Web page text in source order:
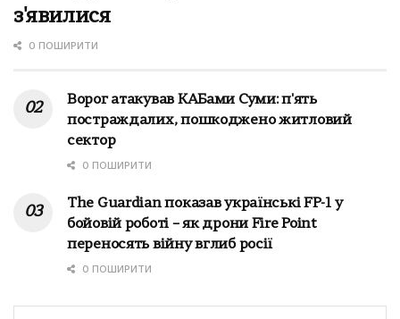
з'явилися
0 ПОШИРИТИ
Ворог атакував КАБами Суми: п'ять
постраждалих, пошкоджено житловий
сектор
0 ПОШИРИТИ
The Guardian показав українські FP-1 у
бойовій роботі – як дрони Fire Point
переносять війну вглиб росії
0 ПОШИРИТИ